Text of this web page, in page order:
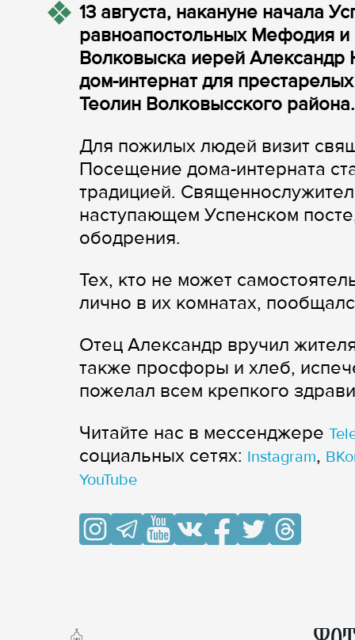
13 августа, накануне начала
равноапостольных Мефодия и
Волковыска иерей
дом-интернат для
Теолин Волковысского района.
Для пожилых людей визит
Посещение дома-интерната
традицией.
наступающем Успенском
ободрения.
Тех, кто не может
лично в их комнатах,
Отец Александр вручил
также просфоры и хлеб,
пожелал всем крепкого
Читайте нас в мессенджере
cоциальных сетях: Instagram,
YouTube